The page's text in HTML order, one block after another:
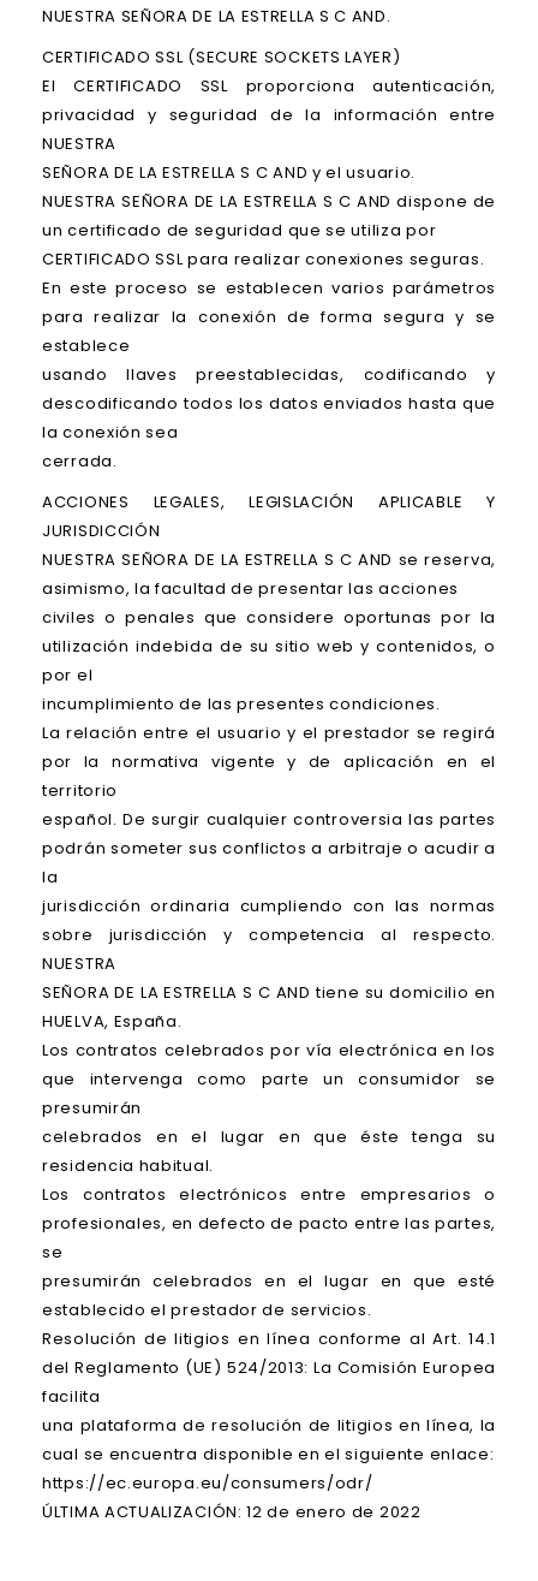
NUESTRA SEÑORA DE LA ESTRELLA S C AND.
CERTIFICADO SSL (SECURE SOCKETS LAYER)
El CERTIFICADO SSL proporciona autenticación,
privacidad y seguridad de la información entre
NUESTRA
SEÑORA DE LA ESTRELLA S C AND y el usuario.
NUESTRA SEÑORA DE LA ESTRELLA S C AND dispone de
un certificado de seguridad que se utiliza por
CERTIFICADO SSL para realizar conexiones seguras.
En este proceso se establecen varios parámetros
para realizar la conexión de forma segura y se
establece
usando llaves preestablecidas, codificando y
descodificando todos los datos enviados hasta que
la conexión sea
cerrada.
ACCIONES LEGALES, LEGISLACIÓN APLICABLE Y
JURISDICCIÓN
NUESTRA SEÑORA DE LA ESTRELLA S C AND se reserva,
asimismo, la facultad de presentar las acciones
civiles o penales que considere oportunas por la
utilización indebida de su sitio web y contenidos, o
por el
incumplimiento de las presentes condiciones.
La relación entre el usuario y el prestador se regirá
por la normativa vigente y de aplicación en el
territorio
español. De surgir cualquier controversia las partes
podrán someter sus conflictos a arbitraje o acudir a
la
jurisdicción ordinaria cumpliendo con las normas
sobre jurisdicción y competencia al respecto.
NUESTRA
SEÑORA DE LA ESTRELLA S C AND tiene su domicilio en
HUELVA, España.
Los contratos celebrados por vía electrónica en los
que intervenga como parte un consumidor se
presumirán
celebrados en el lugar en que éste tenga su
residencia habitual.
Los contratos electrónicos entre empresarios o
profesionales, en defecto de pacto entre las partes,
se
presumirán celebrados en el lugar en que esté
establecido el prestador de servicios.
Resolución de litigios en línea conforme al Art. 14.1
del Reglamento (UE) 524/2013: La Comisión Europea
facilita
una plataforma de resolución de litigios en línea, la
cual se encuentra disponible en el siguiente enlace:
https://ec.europa.eu/consumers/odr/
ÚLTIMA ACTUALIZACIÓN: 12 de enero de 2022